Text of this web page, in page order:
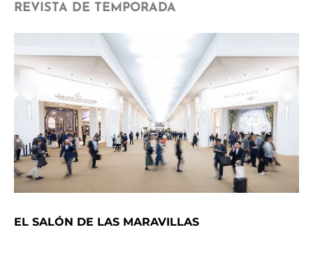
REVISTA DE TEMPORADA
EL SALÓN DE LAS MARAVILLAS